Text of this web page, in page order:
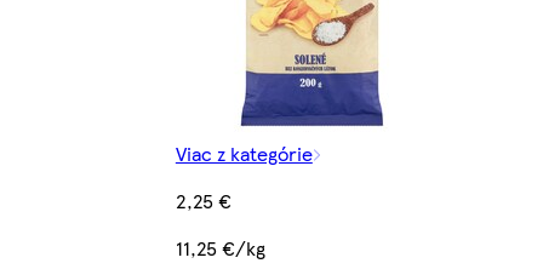
Viac z kategórie
2,25 €
11,25 €/kg